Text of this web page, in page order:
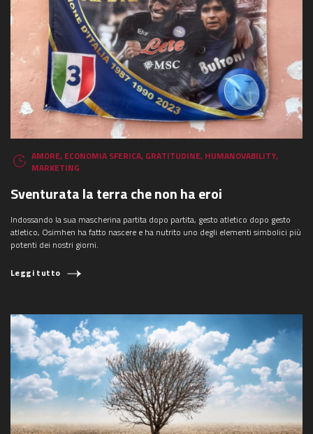
AMORE, ECONOMIA SFERICA, GRATITUDINE, HUMANOVABILITY,
MARKETING
Sventurata la terra che non ha eroi
Indossando la sua mascherina partita dopo partita, gesto atletico dopo gesto
atletico, Osimhen ha fatto nascere e ha nutrito uno degli elementi simbolici più
potenti dei nostri giorni.
Leggi tutto